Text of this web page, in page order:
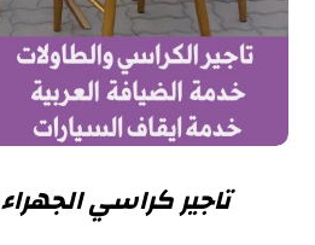
تاجير كراسي الجهراء